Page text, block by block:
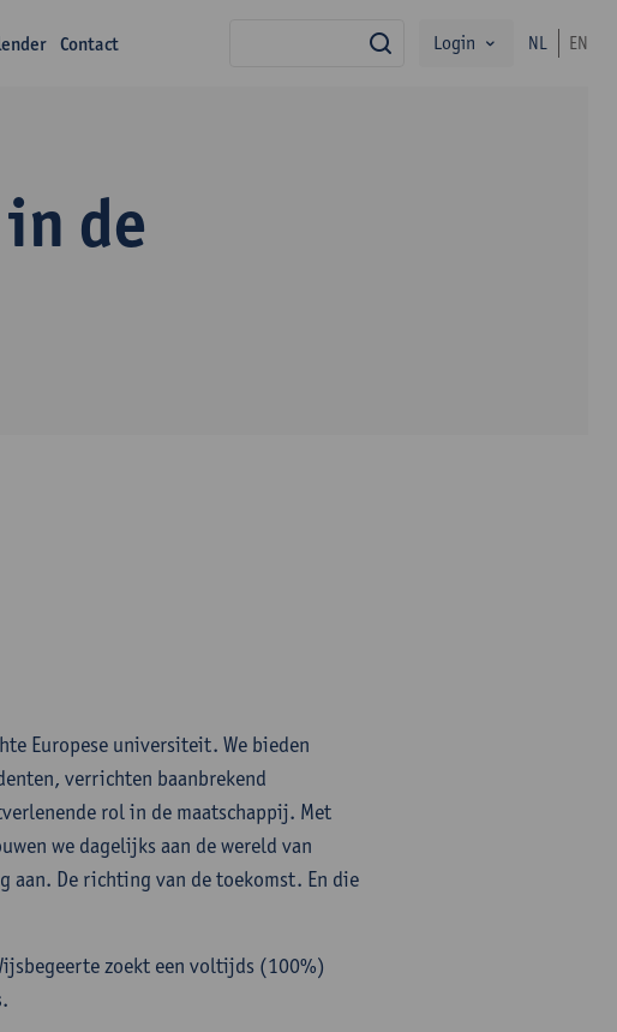
Contact zoekLogin NL EN
de
Europese universiteit. We bieden
verrichten baanbrekend
rol in de maatschappij. Met
we dagelijks aan de wereld van
aan. De richting van de toekomst. En die
zoekt een voltijds (100%)
.